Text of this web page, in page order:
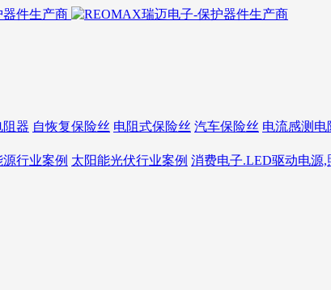
阻器 自恢复保险丝 电阻式保险丝 汽车保险丝 电流感测电
行业案例 太阳能光伏行业案例 消费电子.LED驱动电源,